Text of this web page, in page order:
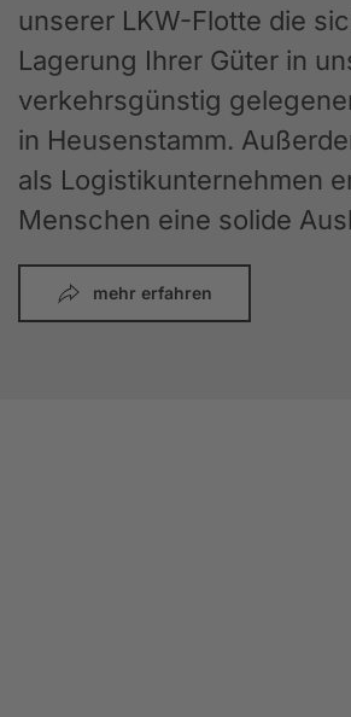
unserer LKW-Flotte die
Lagerung Ihrer Güter in
verkehrsgünstig
in Heusenstamm.
als Logistikunternehmen
Menschen eine solide
mehr erfahren